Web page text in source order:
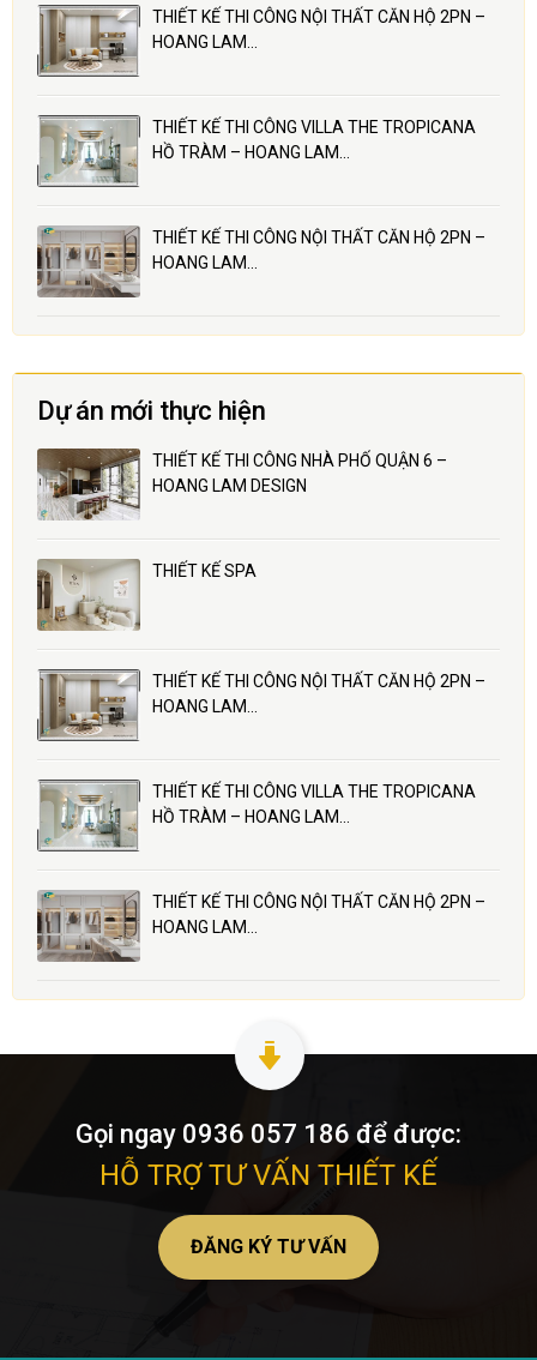
THIẾT KẾ THI CÔNG NỘI THẤT CĂN HỘ 2PN –
HOANG LAM…
THIẾT KẾ THI CÔNG VILLA THE TROPICANA
HỒ TRÀM – HOANG LAM…
THIẾT KẾ THI CÔNG NỘI THẤT CĂN HỘ 2PN –
HOANG LAM…
Dự án mới thực hiện
THIẾT KẾ THI CÔNG NHÀ PHỐ QUẬN 6 –
HOANG LAM DESIGN
THIẾT KẾ SPA
THIẾT KẾ THI CÔNG NỘI THẤT CĂN HỘ 2PN –
HOANG LAM…
THIẾT KẾ THI CÔNG VILLA THE TROPICANA
HỒ TRÀM – HOANG LAM…
THIẾT KẾ THI CÔNG NỘI THẤT CĂN HỘ 2PN –
HOANG LAM…
Gọi ngay 0936 057 186 để được:
HỖ TRỢ TƯ VẤN THIẾT KẾ
ĐĂNG KÝ TƯ VẤN